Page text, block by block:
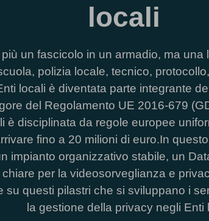
locali
un fascicolo in un armadio, ma
polizia locale, tecnico,
locali è diventata parte integrante
del Regolamento UE 2016-679
è disciplinata da regole europee
fino a 20 milioni di euro.In
impianto organizzativo stabile, un
per la videosorveglianza e
questi pilastri che si sviluppano i
la gestione della privacy negli Enti